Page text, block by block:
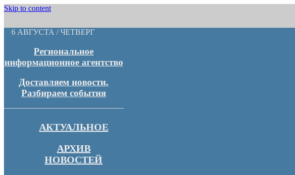
Skip to content
6 АВГУСТА / ЧЕТВЕРГ
Региональное
информационное агентство
Доставляем новости.
Разбираем события
АКТУАЛЬНОЕ
АРХИВ
НОВОСТЕЙ